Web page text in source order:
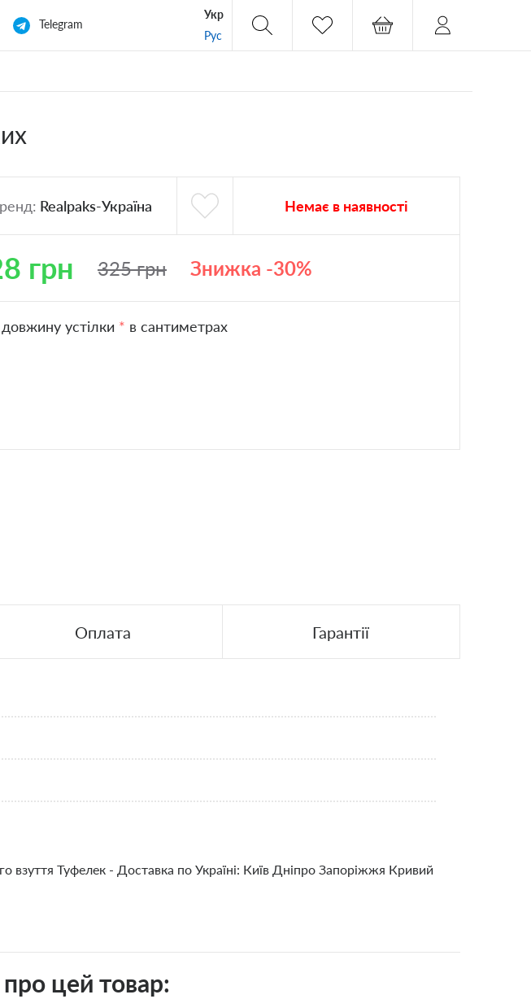
Telegram
Укр
Рус
Realpaks-Україна Немає в наявності
грн 325грн Знижка -30%
устілки * в сантиметрах
Оплата Гарантії
взуття Туфелек - Доставка по Україні: Київ Дніпро Запоріжжя Кривий
про цей товар: